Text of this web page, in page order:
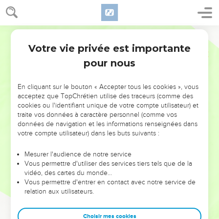
NE MANQUEZ PAS L’ÉVÉNEMENT
DE L’ANNÉE !
ET SI LEURS ERREURS POUVAIENT VOUS ÉVITER LES
VOTRES ?
leur foi ou leur vision. Mais on voit moins les doutes, les erreurs
et les saisons difficiles qu'ils ont traversés, alors même que ce
sont elles qui les ont façonnés.
Dans cette conférence, leaders, entrepreneurs, et responsables
clés pour avancer avec plus de sagesse afin que leurs erreurs
Votre vie privée est importante
pour nous
En cliquant sur le bouton « Accepter tous les cookies », vous
acceptez que TopChrétien utilise des traceurs (comme des
cookies ou l'identifiant unique de votre compte utilisateur) et
traite vos données à caractère personnel (comme vos
données de navigation et les informations renseignées dans
votre compte utilisateur) dans les buts suivants :
Mesurer l'audience de notre service
Vous permettre d'utiliser des services tiers tels que de la
vidéo, des cartes du monde…
Vous permettre d'entrer en contact avec notre service de
relation aux utilisateurs.
Choisir mes cookies